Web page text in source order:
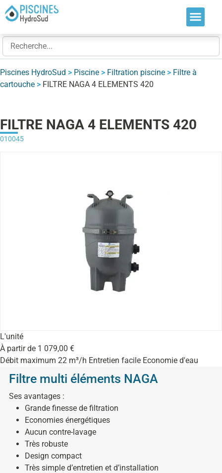
Piscines HydroSud > Piscine > Filtration piscine > Filtre à
cartouche > FILTRE NAGA 4 ELEMENTS 420
FILTRE NAGA 4 ELEMENTS 420
010045
L'unité
À partir de 1 079,00 €
Débit maximum 22 m³/h Entretien facile Economie d'eau
Filtre multi éléments NAGA
Ses avantages :
Grande finesse de filtration
Economies énergétiques
Aucun contre-lavage
Très robuste
Design compact
Très simple d’entretien et d’installation